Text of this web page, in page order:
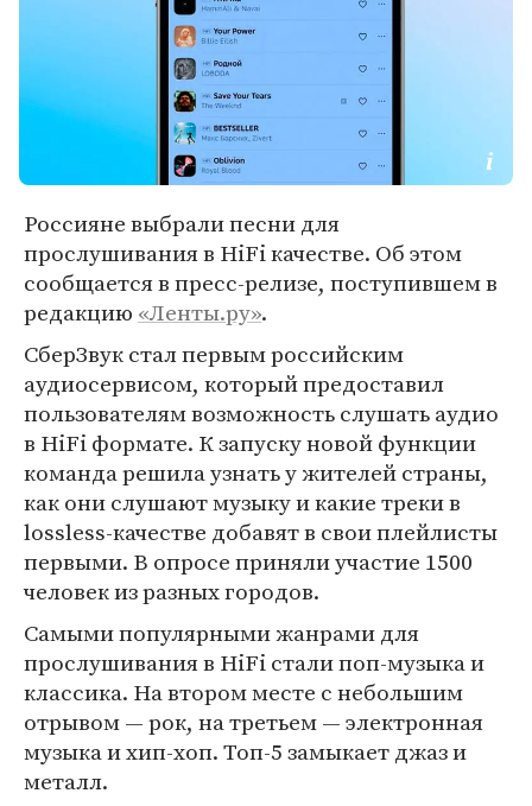
Россияне выбрали песни для
прослушивания в HiFi качестве. Об этом
сообщается в пресс-релизе, поступившем в
редакцию «Ленты.ру».
СберЗвук стал первым российским
аудиосервисом, который предоставил
пользователям возможность слушать аудио
в HiFi формате. К запуску новой функции
команда решила узнать у жителей страны,
как они слушают музыку и какие треки в
lossless-качестве добавят в свои плейлисты
первыми. В опросе приняли участие 1500
человек из разных городов.
Самыми популярными жанрами для
прослушивания в HiFi стали поп-музыка и
классика. На втором месте с небольшим
отрывом — рок, на третьем — электронная
музыка и хип-хоп. Топ-5 замыкает джаз и
металл.